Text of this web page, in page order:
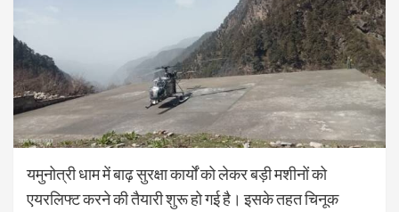
यमुनोत्री धाम में बाढ़ सुरक्षा कार्यों को लेकर बड़ी मशीनों को
एयरलिफ्ट करने की तैयारी शुरू हो गई है। इसके तहत चिनूक